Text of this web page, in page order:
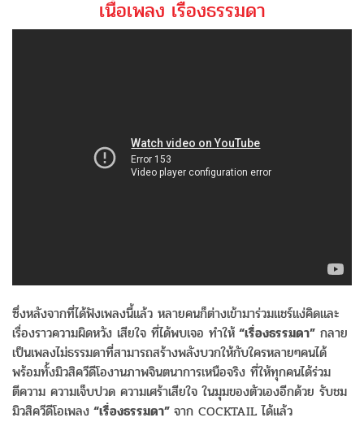
เนื้อเพลง เรื่องธรรมดา
ซึ่งหลังจากที่ได้ฟังเพลงนี้แล้ว หลายคนก็ต่างเข้ามาร่วมแชร์แง่คิดและ
เรื่องราวความผิดหวัง เสียใจ ที่ได้พบเจอ ทำให้ “เรื่องธรรมดา” กลาย
เป็นเพลงไม่ธรรมดาที่สามารถสร้างพลังบวกให้กับใครหลายๆคนได้
พร้อมทั้งมิวสิควีดีโองานภาพจินตนาการเหนือจริง ที่ให้ทุกคนได้ร่วม
ตีความ ความเจ็บปวด ความเศร้าเสียใจ ในมุมของตัวเองอีกด้วย รับชม
มิวสิควีดีโอเพลง “เรื่องธรรมดา” จาก COCKTAIL ได้แล้ว